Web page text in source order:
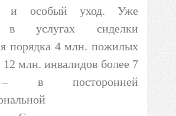
и особый уход. Уже
в услугах сиделки
порядка 4 млн. пожилых
млн. инвалидов более 7
в посторонней